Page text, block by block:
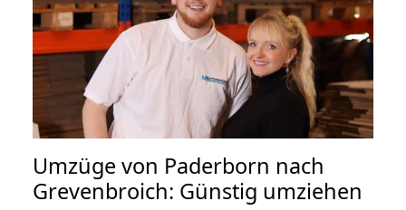
Umzüge von Paderborn nach
Grevenbroich: Günstig umziehen